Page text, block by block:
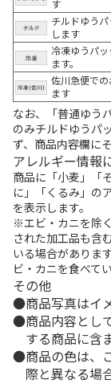
す
チルドゆう
します
冷凍ゆうパ
ます。
佐川急便で
ます
なお、「普通ゆう
のみチルドゆうパ
ず、商品内容欄に
アレルギー情報
商品に「小麦」「
に」「くるみ」の
を表示します。
※エビ・カニを除
された加工品も含
いる場合がありま
ビ・カニを食べて
その他
商品写真はイ
商品内容とし
する商品に含
商品の色は、
際と異なる場